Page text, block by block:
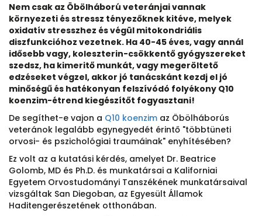
Nem csak az Öbölháború veteránjai vannak
környezeti és stressz tényezőknek kitéve, melyek
oxidatív stresszhez és végül mitokondriális
diszfunkcióhoz vezetnek. Ha 40-45 éves, vagy annál
idősebb vagy, koleszterin-csökkentő gyógyszereket
szedsz, ha kimeritő munkát, vagy megeröltető
edzéseket végzel, akkor jó tanácskánt kezdj el jó
minőségű és hatékonyan felszívódó folyékony Q10
koenzim-étrend kiegészítőt fogyasztani!
De segíthet-e vajon a Q10 koenzim az Öbölháborús
veteránok legalább egynegyedét érintő "többtüneti
orvosi- és pszichológiai traumáinak" enyhítésében?
Ez volt az a kutatási kérdés, amelyet Dr. Beatrice
Golomb, MD és Ph.D. és munkatársai a Kaliforniai
Egyetem Orvostudományi Tanszékének munkatársaival
vizsgáltak San Diegoban, az Egyesült Államok
Haditengerészetének otthonában.